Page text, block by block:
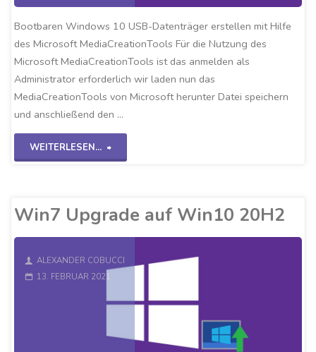
Bootbaren Windows 10 USB-Datenträger erstellen mit Hilfe
des Microsoft MediaCreationTools Für die Nutzung des
Microsoft MediaCreationTools ist das anmelden als
Administrator erforderlich wir laden nun das
MediaCreationTools von Microsoft herunter Datei speichern
und anschließend den …
WEITERLESEN...
"Win10
Win7 Upgrade auf Win10 20H2
ALEXANDER COBUCCI
13. FEBRUAR 2021